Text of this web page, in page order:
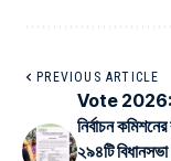
PREVIOUS ARTICLE
Vote 2026:
নির্বাচন
২৯৪টি বিধানসভা